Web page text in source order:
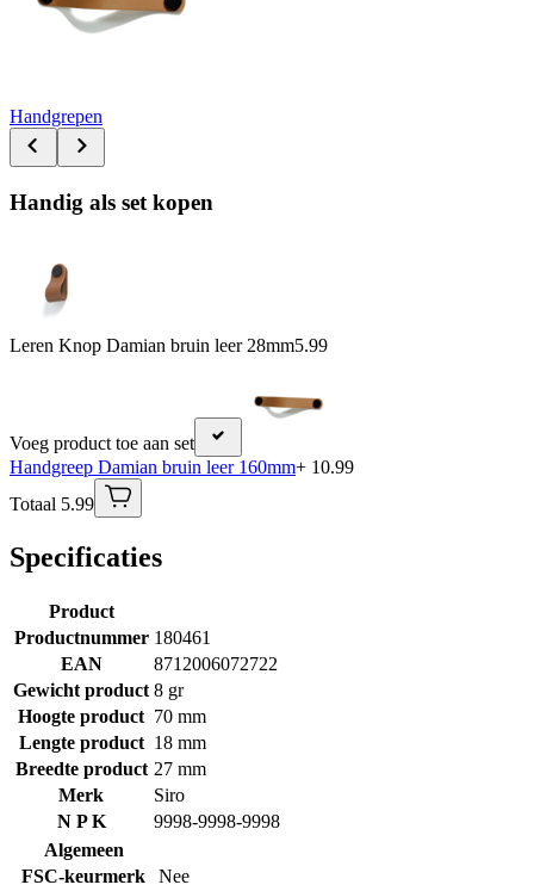
Handgrepen
Handig als set kopen
Leren Knop Damian bruin leer 28mm5.99
Voeg product toe aan set
Handgreep Damian bruin leer 160mm+ 10.99
Totaal 5.99
Specificaties
Product
Productnummer 180461
EAN
8712006072722
Gewicht product 8 gr
Hoogte product 70 mm
Lengte product 18 mm
Breedte product 27 mm
Merk
Siro
N P K
9998-9998-9998
Algemeen
FSC-keurmerk
Nee